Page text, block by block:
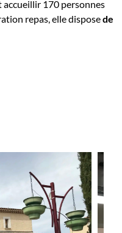
accueillir 170 personnes
repas, elle disposede